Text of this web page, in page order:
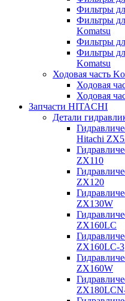
Фильтры
Фильтры
Komatsu
Фильтры
Фильтры
Komatsu
Ходовая часть
Ходовая
Ходовая
Запчасти HITACHI
Детали
Hitachi
ZX110
ZX120
ZX130W
ZX160LC
ZX160LC-3
ZX160W